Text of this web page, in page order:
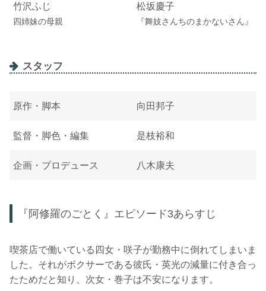
竹沢ふじ
四姉妹の母親
松坂慶子
『舞妓さんちのまかないさん』
スタッフ
原作・脚本 向田邦子
監督・脚色・編集 是枝裕和
企画・プロデュース 八木康夫
『阿修羅のごとく』エピソード3あらすじ
喫茶店で働いている四女・咲子が勤務中に倒れてしまいま
した。それがボクサーである彼氏・英光の減量に付き合っ
たためだと知り、次女・巻子は不安になります。